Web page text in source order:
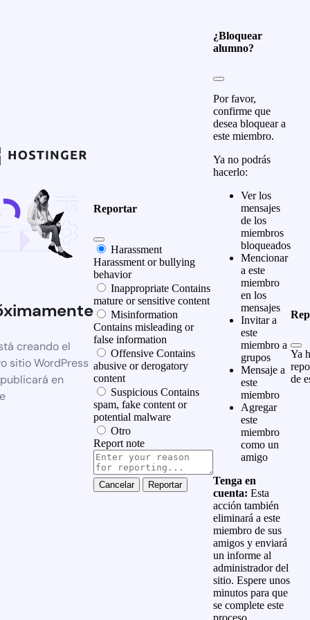
creando el
sitio WordPress
en
Reportar
Harassment
Harassment or bullying
behavior
Inappropriate Contains
mature or sensitive content
Misinformation
Contains misleading or
false information
Offensive Contains
abusive or derogatory
content
Suspicious Contains
spam, fake content or
potential malware
Otro
Report note
Reportar
¿Bloquear
alumno?
Por favor,
confirme que
desea bloquear a
este miembro.
Ya no podrás
hacerlo:
Ver los
mensajes
de los
miembros
bloqueados
Mencionar
a este
miembro
en los
mensajes
Invitar a
este
miembro a
grupos
Mensaje a
este
miembro
Agregar
este
miembro
como un
amigo
Tenga en
cuenta: Esta
acción también
eliminará a este
miembro de sus
amigos y enviará
un informe al
administrador del
sitio. Espere unos
minutos para que
se complete este
Ya
de